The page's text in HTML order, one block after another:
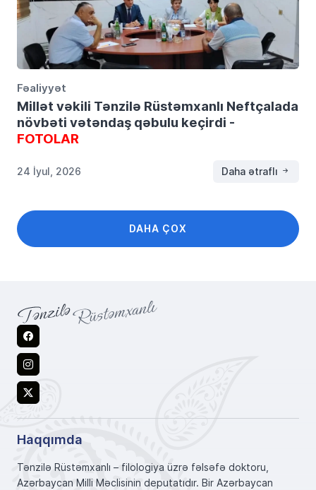
Fəaliyyət
Millət vəkili Tənzilə Rüstəmxanlı Neftçalada
növbəti vətəndaş qəbulu keçirdi -
FOTOLAR
24 İyul, 2026 Daha ətraflı
DAHA ÇOX
Facebook
Instagram
X
Haqqımda
Tənzilə Rüstəmxanlı – filologiya üzrə fəlsəfə doktoru,
Azərbaycan Milli Məclisinin deputatıdır. Bir Azərbaycan